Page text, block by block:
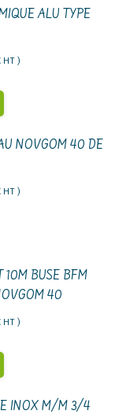
ALU TYPE
HT )
NOVGOM 40 DE
HT )
10M BUSE BFM
40
HT )
INOX M/M 3/4